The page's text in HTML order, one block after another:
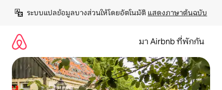
เนื้อหา
ระบบแปลข้อมูลบางส่วนให้โดยอัตโนมัติ แสดงภาษาต้นฉบับ
มา Airbnb ที่พักกัน